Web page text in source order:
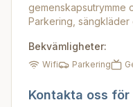
gemenskapsutrymme
Parkering, sängkläder
Bekvämligheter:
Wifi Parkering
Kontakta oss för